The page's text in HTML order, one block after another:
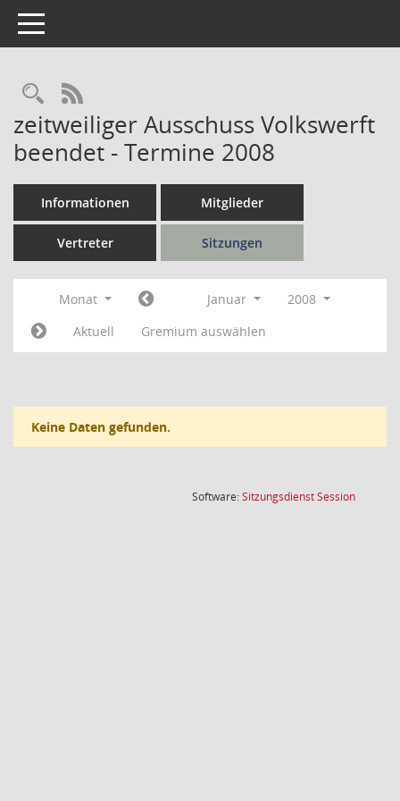
Toggle navigation
Rechercheauswahl
RSS-Feed
zeitweiliger Ausschuss Volkswerft
beendet - Termine 2008
Informationen Mitglieder
Vertreter Sitzungen
Monat Januar
2008
Aktuell
Gremium auswählen
Keine Daten gefunden.
Software:SitzungsdienstSession(Wird in